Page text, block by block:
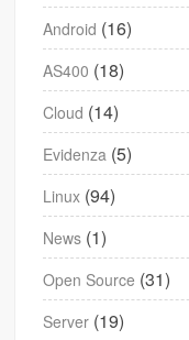
Android (16)
AS400 (18)
Cloud (14)
Evidenza (5)
Linux (94)
News (1)
Open Source (31)
Server (19)